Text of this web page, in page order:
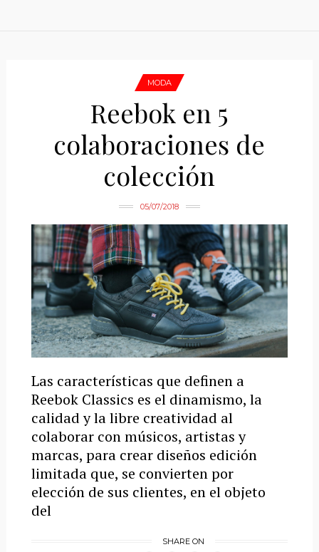
MODA
Reebok en 5
colaboraciones de
colección
05/07/2018
Las características que definen a
Reebok Classics es el dinamismo, la
calidad y la libre creatividad al
colaborar con músicos, artistas y
marcas, para crear diseños edición
limitada que, se convierten por
elección de sus clientes, en el objeto
del
SHARE ON